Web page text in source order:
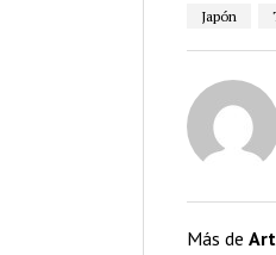
Japón
Más de